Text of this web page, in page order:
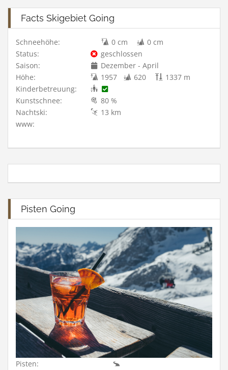
Facts Skigebiet Going
Schneehöhe: 0 cm
0 cm
Status:
geschlossen
Saison:
Dezember - April
Höhe:
1957 620
1337 m
Kinderbetreuung:
Kunstschnee:
80 %
Nachtski:
13 km
www:
Pisten Going
Pisten: